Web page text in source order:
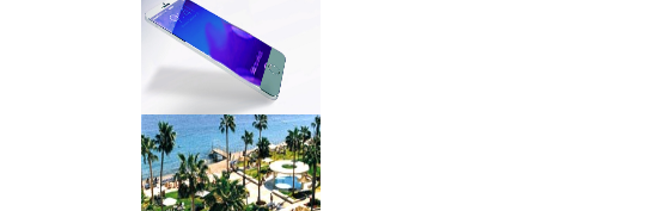
40
₪
מידע נוסף
מצלמות אינפרא
499
₪
מידע נוסף